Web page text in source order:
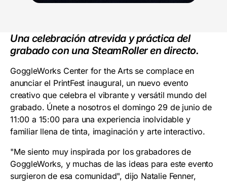
Una celebración atrevida y práctica del
grabado con una SteamRoller en directo.
GoggleWorks Center for the Arts se complace en
anunciar el PrintFest inaugural, un nuevo evento
creativo que celebra el vibrante y versátil mundo del
grabado. Únete a nosotros el domingo 29 de junio de
11:00 a 15:00 para una experiencia inolvidable y
familiar llena de tinta, imaginación y arte interactivo.
"Me siento muy inspirada por los grabadores de
GoggleWorks, y muchas de las ideas para este evento
surgieron de esa comunidad", dijo Natalie Fenner,